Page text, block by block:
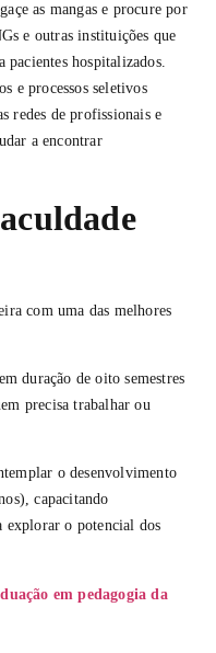
as mangas e procure por
e outras instituições que
pacientes hospitalizados.
e processos seletivos
redes de profissionais e
a encontrar
com uma das melhores
duração de oito semestres
precisa trabalhar ou
o desenvolvimento
capacitando
explorar o potencial dos
em pedagogia da